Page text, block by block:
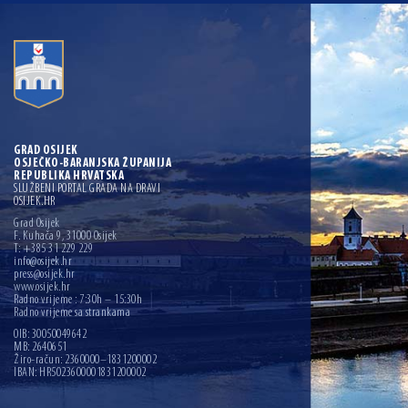
GRAD OSIJEK
OSJEČKO-BARANJSKA ŽUPANIJA
REPUBLIKA HRVATSKA
SLUŽBENI PORTAL GRADA NA DRAVI
OSIJEK.HR
Grad Osijek
F. Kuhača 9, 31000 Osijek
T: +385 31 229 229
info@osijek.hr
press@osijek.hr
www.osijek.hr
Radno vrijeme : 7:30h – 15:30h
Radno vrijeme sa strankama
OIB: 30050049642
MB: 2640651
Žiro-račun: 2360000–1831200002
IBAN: HR5023600001831200002